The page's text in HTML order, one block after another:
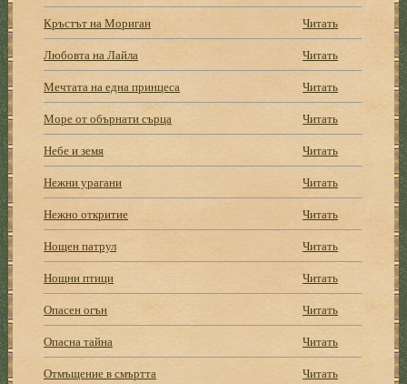
Кръстът на Мориган
Читать
Любовта на Лайла
Читать
Мечтата на една принцеса
Читать
Море от обърнати сърца
Читать
Небе и земя
Читать
Нежни урагани
Читать
Нежно откритие
Читать
Нощен патрул
Читать
Нощни птици
Читать
Опасен огън
Читать
Опасна тайна
Читать
Отмъщение в смъртта
Читать